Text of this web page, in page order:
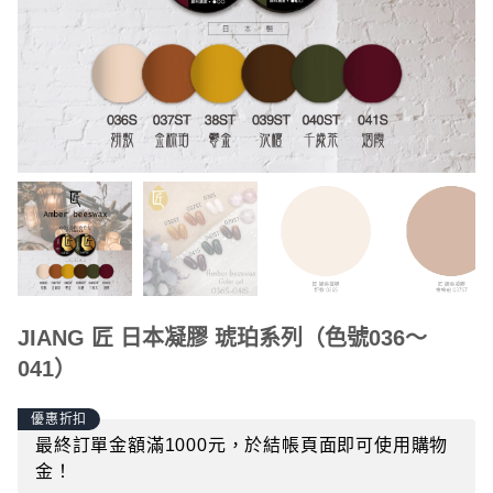
JIANG 匠 日本凝膠 琥珀系列（色號036～
041）
優惠折扣
最終訂單金額滿1000元，於結帳頁面即可使用購物
金！